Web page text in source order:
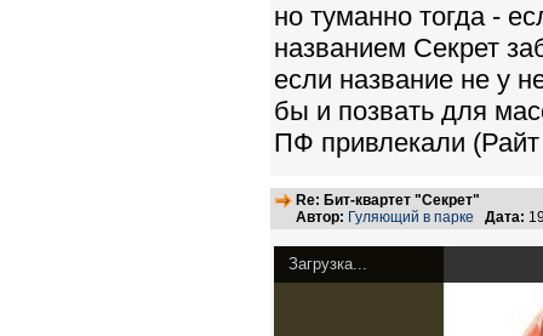
но туманно тогда -
названием Секрет
если название не у
бы и позвать для
ПФ привлекали
Re: Бит-квартет "Секрет"
Автор: Гуляющий в парке Дата:
Загрузка...